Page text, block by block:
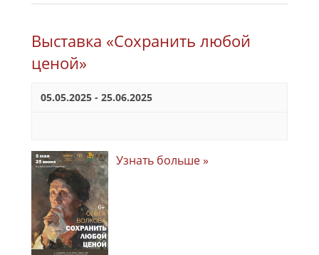
Выставка «Сохранить любой
ценой»
05.05.2025 - 25.06.2025
Узнать больше »